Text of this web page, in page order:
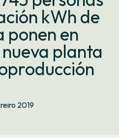
kWh de
ponen en
planta
2019